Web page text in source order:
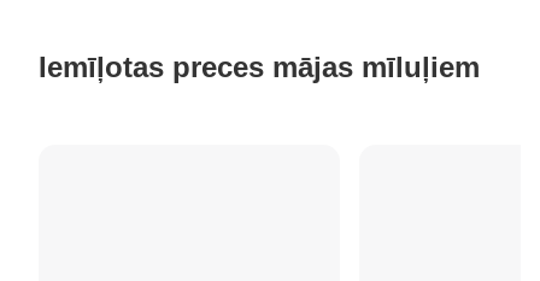
Iemīļotas preces mājas mīluļiem